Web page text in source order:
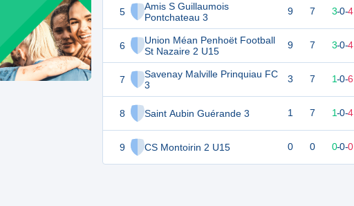
5
Amis S Guillaumois
Pontchateau 3
6
Union Méan Penhoët Football
St Nazaire 2 U15
7
Savenay Malville Prinquiau FC
3
8 Saint Aubin Guérande 3
9 CS Montoirin 2 U15
9 7 3-0-4
9 7 3-0-4
3 7 1-0-6
1 7 1-0-4
0 0 0-0-0